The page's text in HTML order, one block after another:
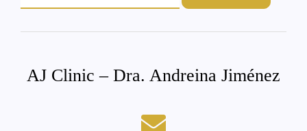
AJ Clinic – Dra. Andreina Jiménez